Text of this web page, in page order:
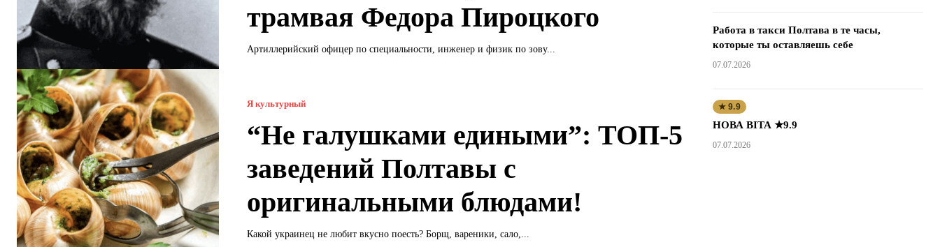
трамвая Федора Пироцкого
Артиллерийский офицер по специальности, инженер и физик по зову...
Я культурный
“Не галушками едиными”: ТОП-5
заведений Полтавы с
оригинальными блюдами!
Какой украинец не любит вкусно поесть? Борщ, вареники, сало,...
Работа в такси Полтава в те часы,
которые ты оставляешь себе
07.07.2026
★ 9.9
НОВА ВІТА ★9.9
07.07.2026